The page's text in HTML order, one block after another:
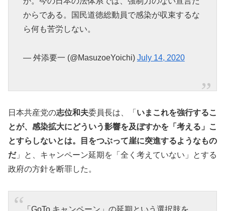
からである。国民道徳総動員で感染が収束するな
ら何も苦労しない。
— 舛添要一 (@MasuzoeYoichi) July 14, 2020
日本共産党の志位和夫委員長は、「 いまこれを強行するこ
とが、感染拡大にどういう影響を及ぼすかを「考える」こ
とすらしないとは。目をつぶって崖に突進するようなもの
だ」と、キャンペーン延期を「全く考えていない」とする
政府の方針を断罪した。